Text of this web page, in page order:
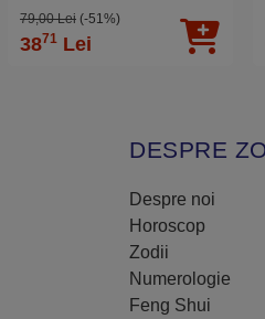
79,00 Lei (-51%)
3871 Lei
DESPRE
Despre noi
Horoscop
Zodii
Numerologie
Feng Shui